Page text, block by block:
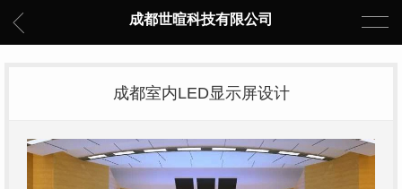
成都世暄科技有限公司
成都室内LED显示屏设计